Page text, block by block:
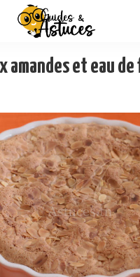
amandes et eau